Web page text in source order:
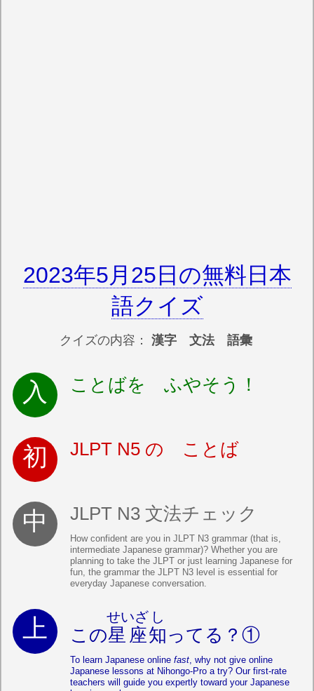
2023年5月25日の無料日本
語クイズ
クイズの内容： 漢字 文法 語彙
ことばを ふやそう！
JLPT N5 の ことば
JLPT N3 文法チェック
How confident are you in JLPT N3 grammar (that is,
intermediate Japanese grammar)? Whether you are
planning to take the JLPT or just learning Japanese for
fun, the grammar the JLPT N3 level is essential for
everyday Japanese conversation.
この星座
せいざ
知
し
ってる？①
To learn Japanese online fast, why not give online
Japanese lessons at Nihongo-Pro a try? Our first-rate
teachers will guide you expertly toward your Japanese